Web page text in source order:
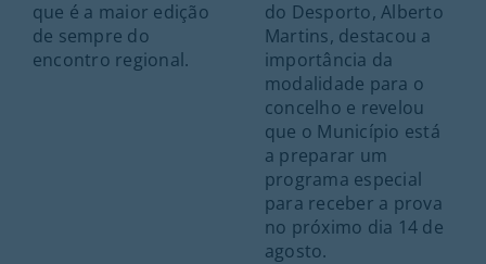
que é a maior edição
de sempre do
encontro regional.
do Desporto, Alberto
Martins, destacou a
importância da
modalidade para o
concelho e revelou
que o Município está
a preparar um
programa especial
para receber a prova
no próximo dia 14 de
agosto.